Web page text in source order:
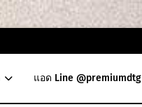
แอด Line @premiumdtg